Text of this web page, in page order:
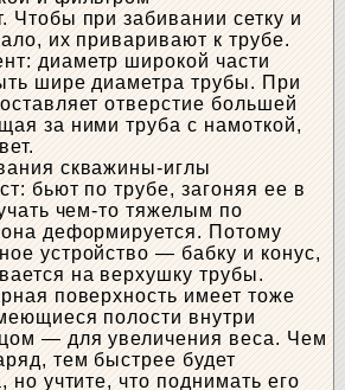
Чтобы при забивании сетку и
их приваривают к трубе.
диаметр широкой части
шире диаметра трубы. При
отверстие большей
за ними труба с намоткой,
скважины-иглы
бьют по трубе, загоняя ее в
чем-то тяжелым по
деформируется. Потому
устройство — бабку и конус,
на верхушку трубы.
поверхность имеет тоже
полости внутри
— для увеличения веса. Чем
тем быстрее будет
но учтите, что поднимать его